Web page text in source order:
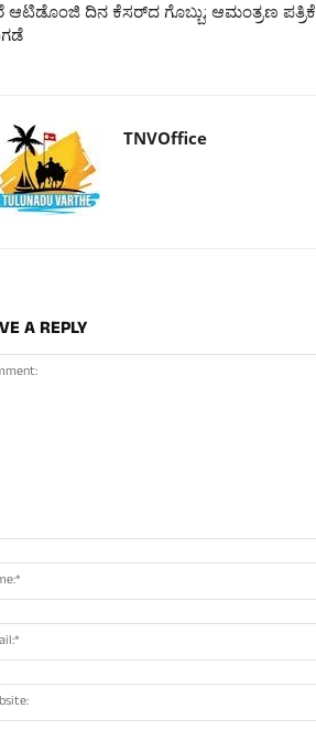
ಆಟಿಡೊಂಜಿ ದಿನ ಕೆಸರ್‌ದ ಗೊಬ್ಬು; ಆಮಂತ್ರಣ ಪತ್ರಿಕೆ
TNVOffice
A REPLY